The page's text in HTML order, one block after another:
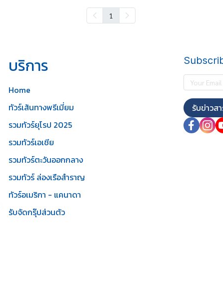
1
บริการ
Home
ทัวร์เส้นทางพรีเมี่ยม
รวมทัวร์ยุโรป 2025
รวมทัวร์เอเชีย
รวมทัวร์ตะวันออกกลาง
รวมทัวร์ ล่องเรือสำราญ
ทัวร์อเมริกา - แคนาดา
รับจัดกรุ๊ปส่วนตัว
รับข่าวส